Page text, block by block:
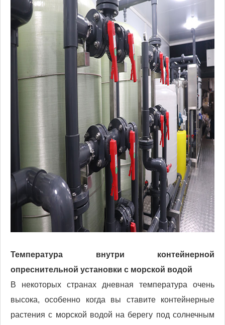
Температура внутри контейнерной
опреснительной установки с морской водой
В некоторых странах дневная температура очень
высока, особенно когда вы ставите контейнерные
растения с морской водой на берегу под солнечным